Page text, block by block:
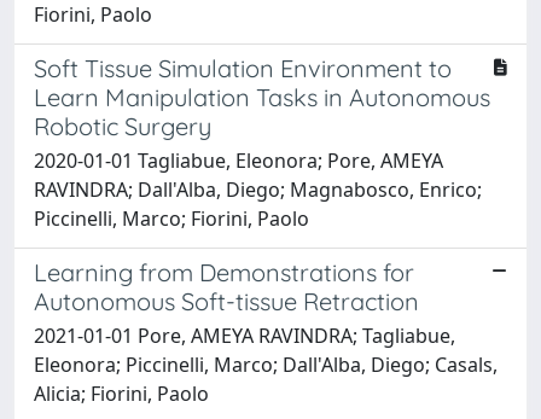
Fiorini, Paolo
Soft Tissue Simulation Environment to
Learn Manipulation Tasks in Autonomous
Robotic Surgery
2020-01-01 Tagliabue, Eleonora; Pore, AMEYA
RAVINDRA; Dall'Alba, Diego; Magnabosco, Enrico;
Piccinelli, Marco; Fiorini, Paolo
Learning from Demonstrations for
Autonomous Soft-tissue Retraction
2021-01-01 Pore, AMEYA RAVINDRA; Tagliabue,
Eleonora; Piccinelli, Marco; Dall'Alba, Diego; Casals,
Alicia; Fiorini, Paolo